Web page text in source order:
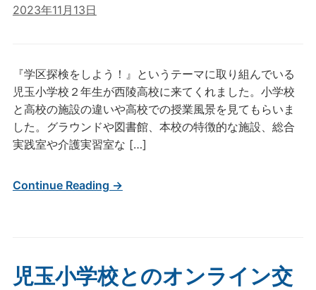
2023年11月13日
『学区探検をしよう！』というテーマに取り組んでいる
児玉小学校２年生が西陵高校に来てくれました。小学校
と高校の施設の違いや高校での授業風景を見てもらいま
した。グラウンドや図書館、本校の特徴的な施設、総合
実践室や介護実習室な […]
Continue Reading →
児玉小学校とのオンライン交